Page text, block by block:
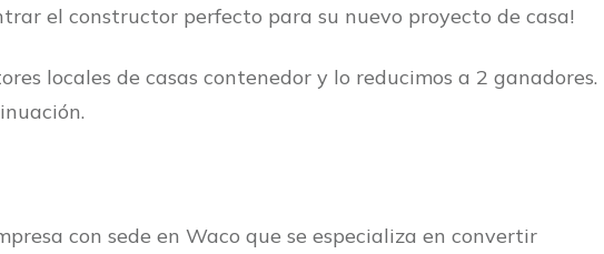
el constructor perfecto para su nuevo proyecto de casa!
locales de casas contenedor y lo reducimos a 2 ganadores.
con sede en Waco que se especializa en convertir